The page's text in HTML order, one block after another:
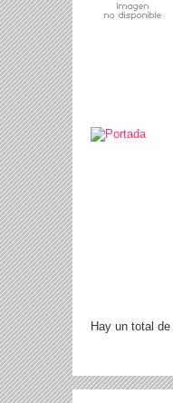
Hay un total de